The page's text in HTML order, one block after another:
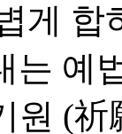
게 합
는 예
원 (